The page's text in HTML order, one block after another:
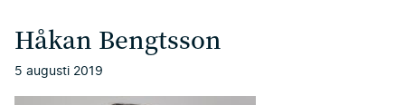
Håkan Bengtsson
5 augusti 2019